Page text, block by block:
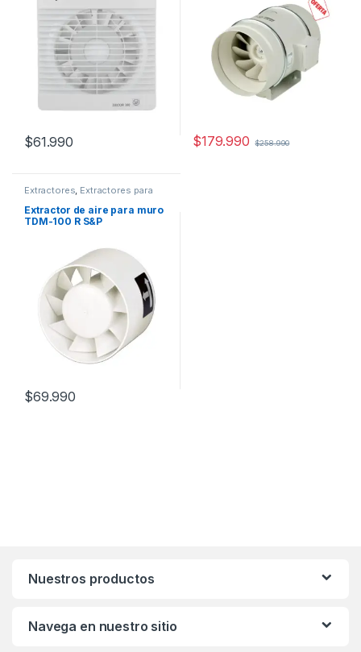
$61.990 $179.990 $258.990
Extractores, Extractores para
muro o vidrio
Extractor de aire para muro
TDM-100 R S&P
$69.990
Nuestros productos
Navega en nuestro sitio